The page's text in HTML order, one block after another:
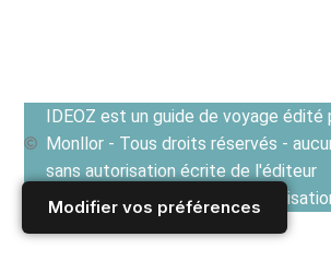
Modifier vos préférences
IDEOZ est un guide de voyage édité
Monllor - Tous droits réservés -
sans autorisation écrite de l'éditeur
Voir les Conditions générales